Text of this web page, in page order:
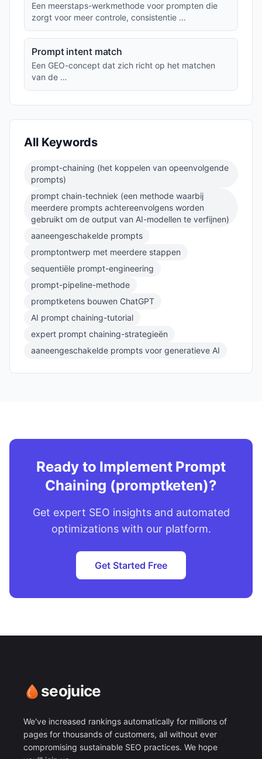
Een meerstaps-werkmethode voor prompten die
zorgt voor meer controle, consistentie …
Prompt intent match
Een GEO-concept dat zich richt op het matchen
van de …
All Keywords
prompt-chaining (het koppelen van opeenvolgende
prompts)
prompt chain-techniek (een methode waarbij
meerdere prompts achtereenvolgens worden
gebruikt om de output van AI-modellen te verfijnen)
aaneengeschakelde prompts
promptontwerp met meerdere stappen
sequentiële prompt-engineering
prompt-pipeline-methode
promptketens bouwen ChatGPT
AI prompt chaining-tutorial
expert prompt chaining-strategieën
aaneengeschakelde prompts voor generatieve AI
Ready to Implement Prompt
Chaining (promptketen)?
Get expert SEO insights and automated
optimizations with our platform.
Get Started Free
seojuice
We've increased rankings automatically for millions of
pages for thousands of customers, all without ever
compromising sustainable SEO practices. We hope